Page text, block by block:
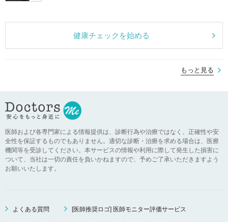
健康チェックを始める
もっと見る
医師および各専門家による情報提供は、診断行為や治療ではなく、正確性や安
全性を保証するものでもありません。適切な診断・治療を求める場合は、医療
機関等を受診してください。本サービスの情報や利用に際して発生した損害に
ついて、当社は一切の責任を負いかねますので、予めご了承いただきますよう
お願いいたします。
よくある質問 [医師推奨ロゴ] 医師モニター評価サービス